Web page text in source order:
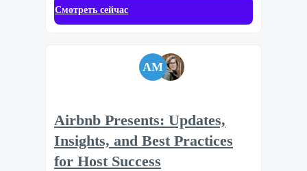
Смотреть сейчас
AM
Airbnb Presents: Updates,
Insights, and Best Practices
for Host Success